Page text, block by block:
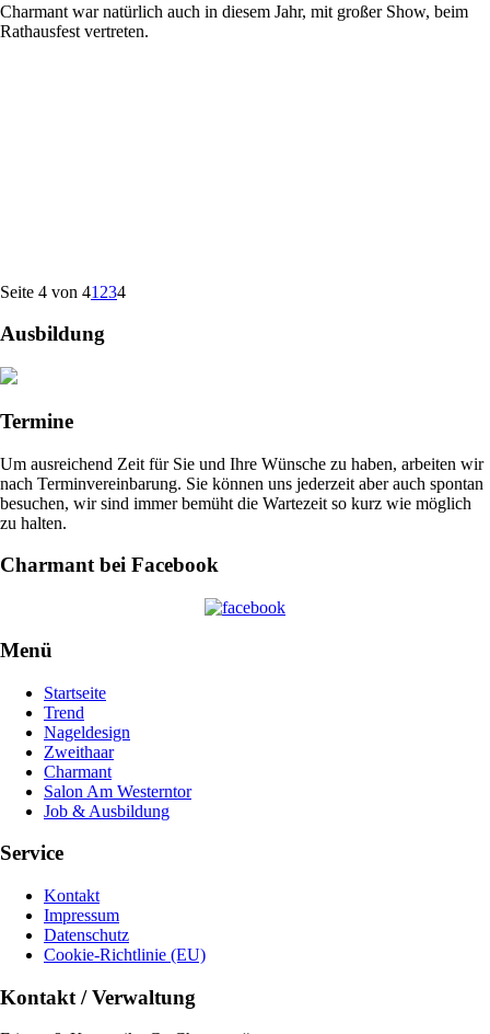
Charmant war natürlich auch in diesem Jahr, mit großer Show, beim
Rathausfest vertreten.
Seite 4 von 41 234
Ausbildung
Termine
Um ausreichend Zeit für Sie und Ihre Wünsche zu haben, arbeiten wir
nach Terminvereinbarung. Sie können uns jederzeit aber auch spontan
besuchen, wir sind immer bemüht die Wartezeit so kurz wie möglich
zu halten.
Charmant bei Facebook
Menü
Startseite
Trend
Nageldesign
Zweithaar
Charmant
Salon Am Westerntor
Job & Ausbildung
Service
Kontakt
Impressum
Datenschutz
Cookie-Richtlinie (EU)
Kontakt / Verwaltung